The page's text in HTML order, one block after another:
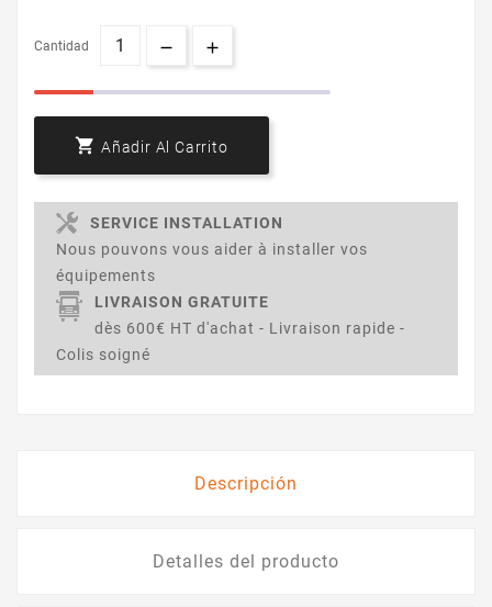
Cantidad
 Añadir Al Carrito
SERVICE INSTALLATION
Nous pouvons vous aider à installer vos
équipements
LIVRAISON GRATUITE
dès 600€ HT d'achat - Livraison rapide -
Colis soigné
Descripción
Detalles del producto